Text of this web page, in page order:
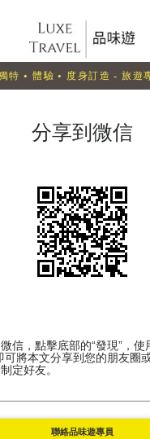
特 • 體驗 • 度身訂造 - 旅遊
分享到微信
信，點擊底部的“發現”，使
可將本文分享到您的朋友圈
定好友。
聯絡品味遊專員